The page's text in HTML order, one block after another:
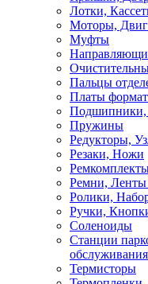
Лотки,
Моторы,
Муфты
Пальцы
Платы
Подшипники,
Пружины
Редукторы,
Резаки, Ножи
Ремни, Ленты
Ролики,
Ручки,
Соленоиды
Станции
обслуживания
Термисторы